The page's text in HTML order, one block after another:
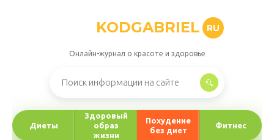
KODGABRIEL RU
Онлайн-журнал о красоте и здоровье
Диеты
Здоровый
образ
жизни
Похудение
без диет
Фитнес